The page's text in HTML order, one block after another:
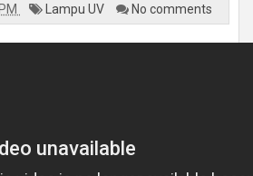
Lampu UV No comments